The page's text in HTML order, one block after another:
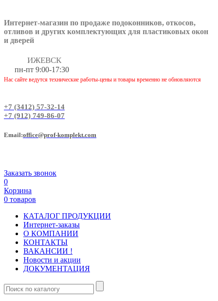
Интернет-магазин по продаже подоконников, откосов,
отливов и других комплектующих для пластиковых окон
и дверей
ИЖЕВСК
пн-пт 9:00-17:30
Нас сайте ведутся технические работы-цены и товары временно не обновляются
+7 (3412) 57-32-14
+7 (912) 749-86-07
Еmail:office@prof-komplekt.com
Заказать звонок
0
Корзина
0 товаров
КАТАЛОГ ПРОДУКЦИИ
Интернет-заказы
О КОМПАНИИ
КОНТАКТЫ
ВАКАНСИИ !
Новости и акции
ДОКУМЕНТАЦИЯ